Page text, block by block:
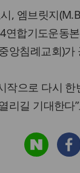
, 엠브릿지
연합기도운동
앙침례교회)
작으로 다시
리길 기대한다